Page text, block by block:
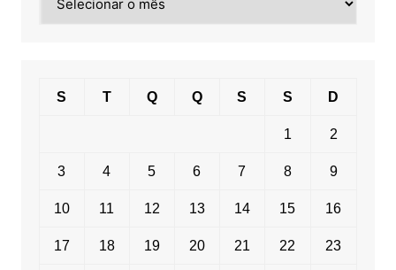
por
S T Q Q S S D
1 2
3 4 5 6 7 8 9
10 11 12 13 14 15 16
17 18 19 20 21 22 23